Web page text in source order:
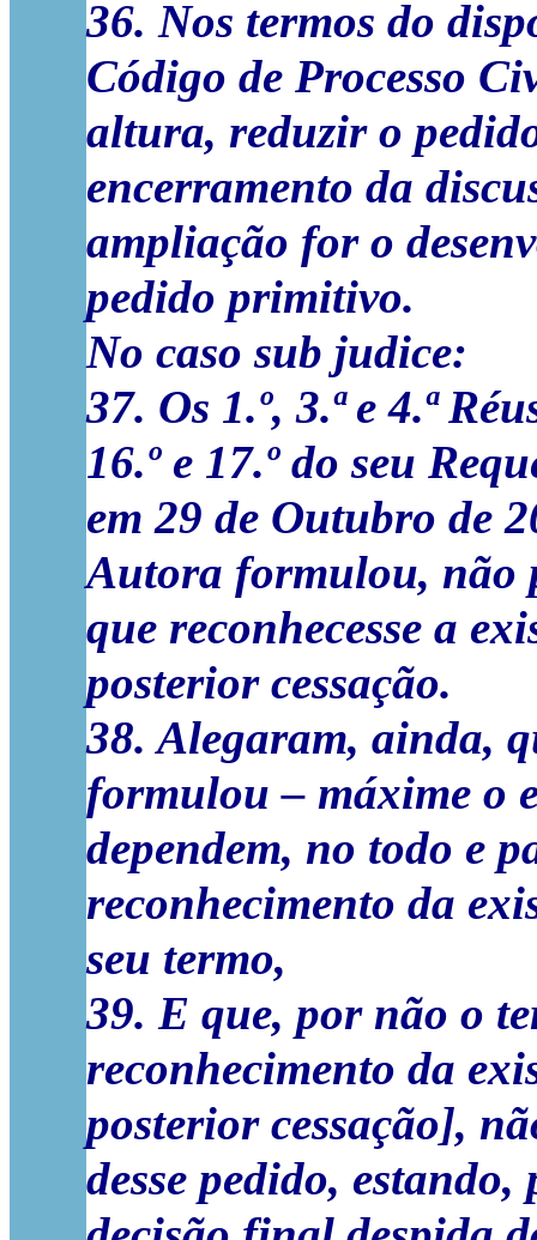
36. Nos termos do
Código de Processo
altura, reduzir o
encerramento da
ampliação for o
pedido primitivo.
No caso sub judice:
37. Os 1.º, 3.ª e 4.ª
16.º e 17.º do seu
em 29 de Outubro de
Autora formulou, não
que reconhecesse a
posterior cessação.
38. Alegaram, ainda,
formulou – máxime o
dependem, no todo e
reconhecimento da
seu termo,
39. E que, por não o
reconhecimento da
posterior cessação],
desse pedido,